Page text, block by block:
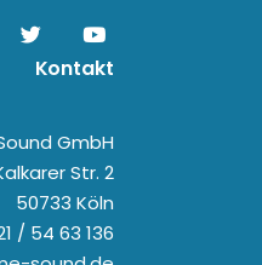
Kontakt
GmbH
Str. 2
50733 Köln
/ 54 63 136